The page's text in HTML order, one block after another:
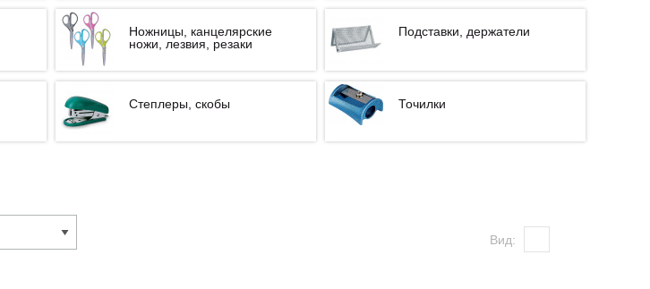
Ножницы, канцелярские
ножи, лезвия, резаки
Подставки, держатели
Степлеры, скобы Точилки
Вид: